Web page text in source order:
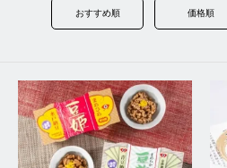
おすすめ順 価格順